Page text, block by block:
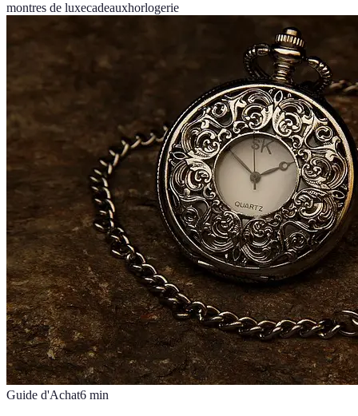
montres de luxecadeauxhorlogerie
Guide d'Achat6 min